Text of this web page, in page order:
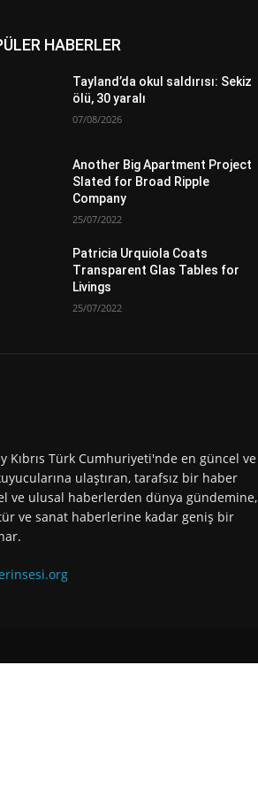
HABERLER
Tayland’da okul saldırısı: Sekiz
ölü, 30 yaralı
07/08/2026
Another Big Apartment Project
Slated for Broad Ripple
Company
25/07/2022
Patricia Urquiola Coats
Transparent Glas Tables for
Livings
25/07/2022
Kıbrıs Türk Cumhuriyeti'nde en güncel ve
ulaştıran, tarafsız bir haber
ve ulusal haberlerden dünya gündemine,
ve sanat haberlerine kadar geniş bir